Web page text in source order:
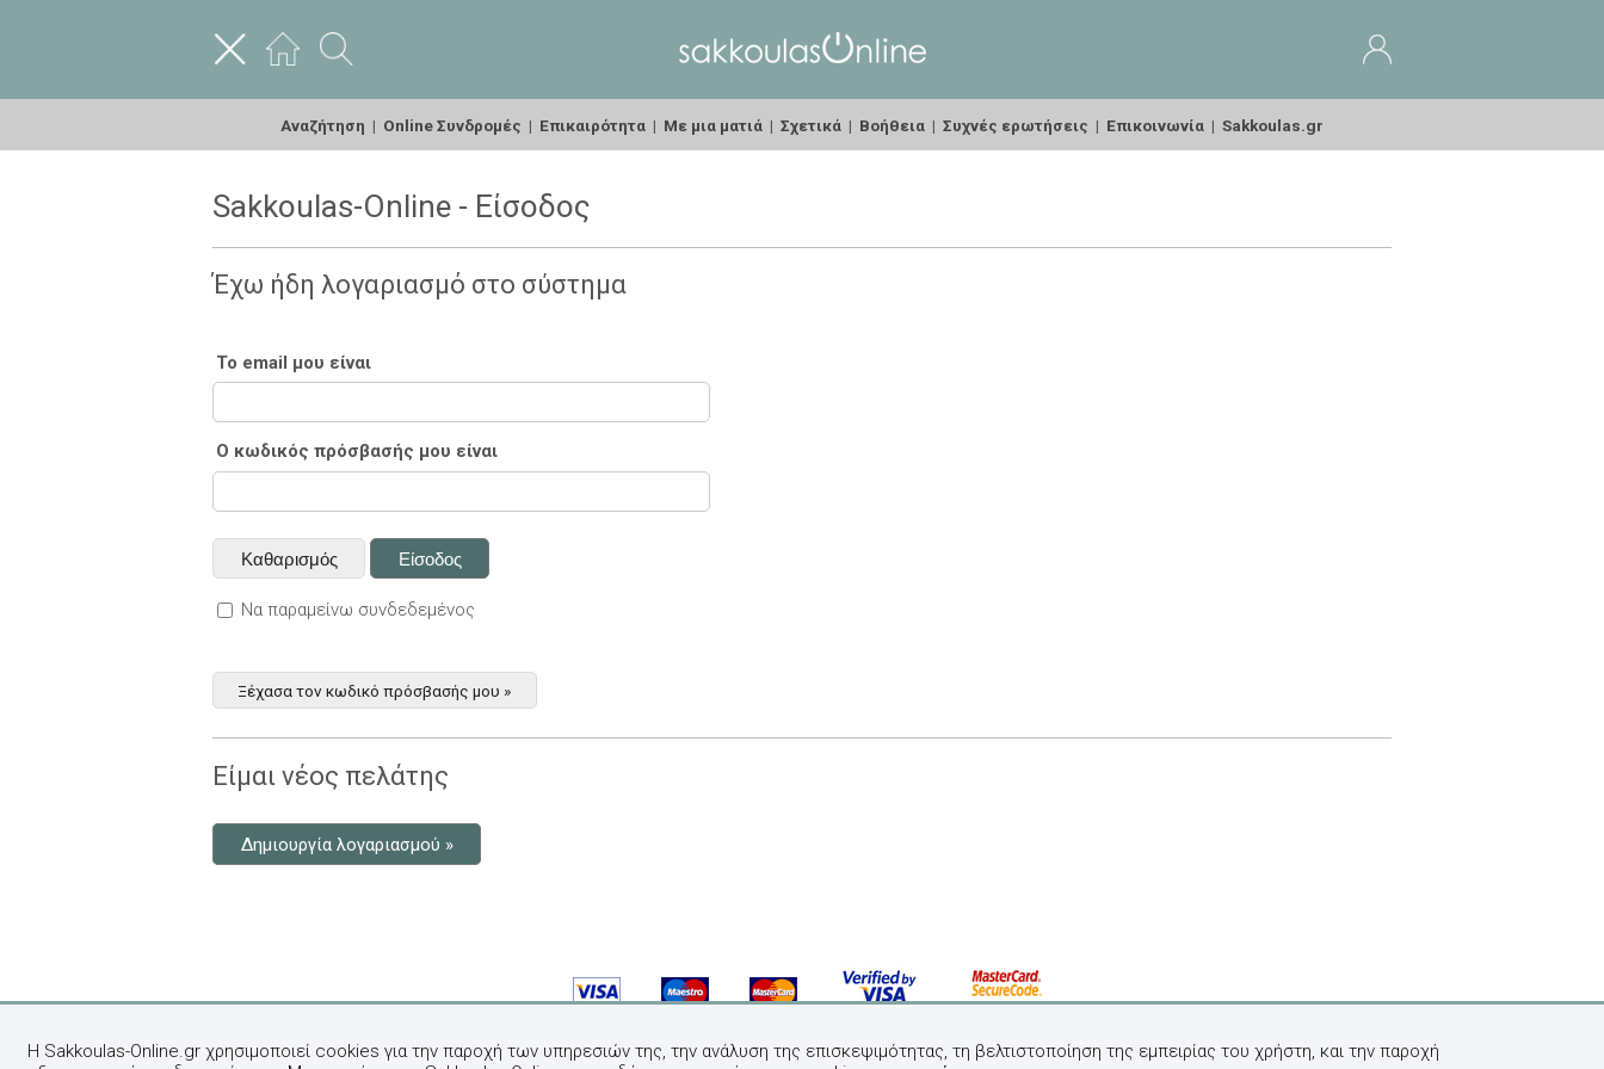
Αναζήτηση | Online Συνδρομές | Επικαιρότητα | Με μια ματιά | Σχετικά | Βοήθεια | Συχνές ερωτήσεις | Επικοινωνία | Sakkoulas.gr
Sakkoulas-Online - Είσοδος
Έχω ήδη λογαριασμό στο σύστημα
Το email μου είναι
Ο κωδικός πρόσβασής μου είναι
Να παραμείνω συνδεδεμένος
Ξέχασα τον κωδικό πρόσβασής μου »
Είμαι νέος πελάτης
Δημιουργία λογαριασμού »
Η Sakkoulas-Online.gr χρησιμοποιεί cookies για την παροχή των υπηρεσιών της, την ανάλυση της επισκεψιμότητας, τη βελτιστοποίηση της εμπειρίας του χρήστη, και την παροχή